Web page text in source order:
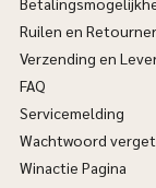
Ruilen en
Verzending en
FAQ
Servicemelding
Wachtwoord
Winactie Pagina